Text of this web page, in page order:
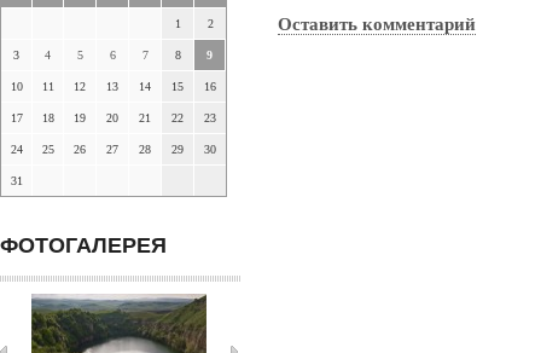
1 2
3 4 5 6 7 8 9
10 11 12 13 14 15 16
17 18 19 20 21 22 23
24 25 26 27 28 29 30
31
ФОТОГАЛЕРЕЯ
Оставить комментарий